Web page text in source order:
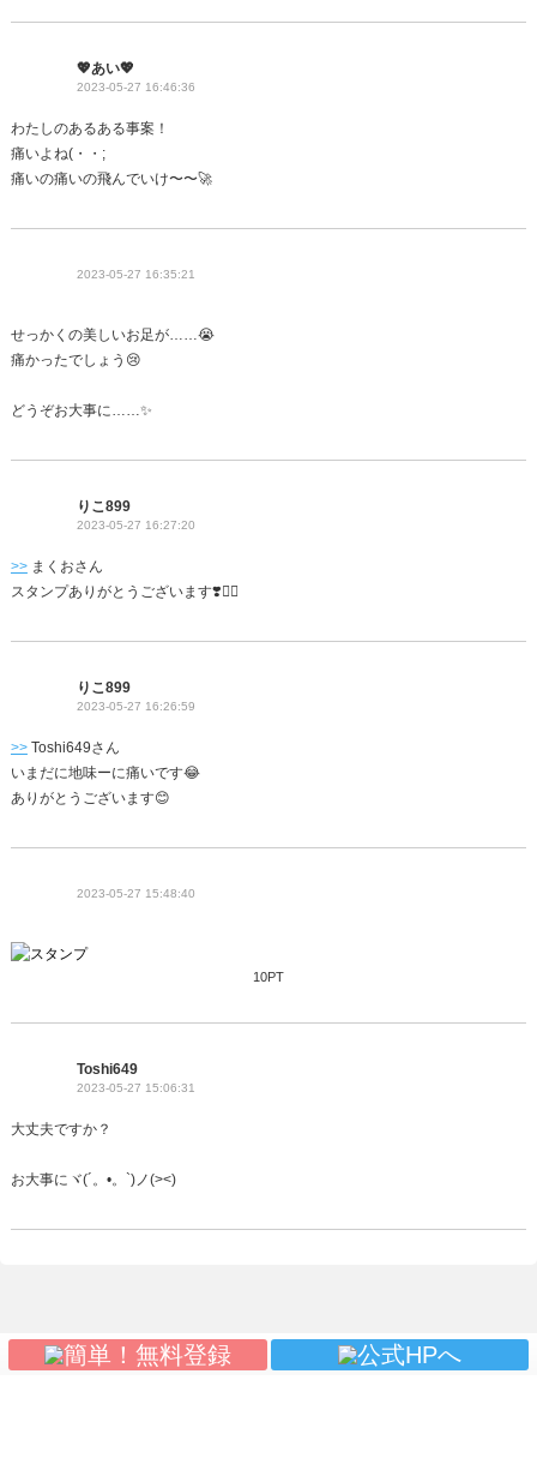
💖あい💖
2023-05-27 16:46:36
わたしのあるある事案！
痛いよね(・・;
痛いの痛いの飛んでいけ〜〜🚀
2023-05-27 16:35:21
せっかくの美しいお足が……😭
痛かったでしょう😢
どうぞお大事に……✨
りこ899
2023-05-27 16:27:20
>>まくおさん
スタンプありがとうございます❣️🙇‍♀️
りこ899
2023-05-27 16:26:59
>>Toshi649さん
いまだに地味ーに痛いです😂
ありがとうございます😊
2023-05-27 15:48:40
10PT
Toshi649
2023-05-27 15:06:31
大丈夫ですか？
お大事にヾ(´。•。`)ノ(><)